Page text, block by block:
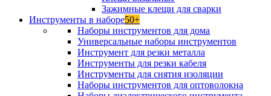
Зажимные клещи для сварки
Инструменты в наборе50+
Наборы инструментов для дома
Универсальные наборы инструментов
Инструмент для резки металла
Инструменты для резки кабеля
Инструменты для снятия изоляции
Наборы инструментов для оптоволокна